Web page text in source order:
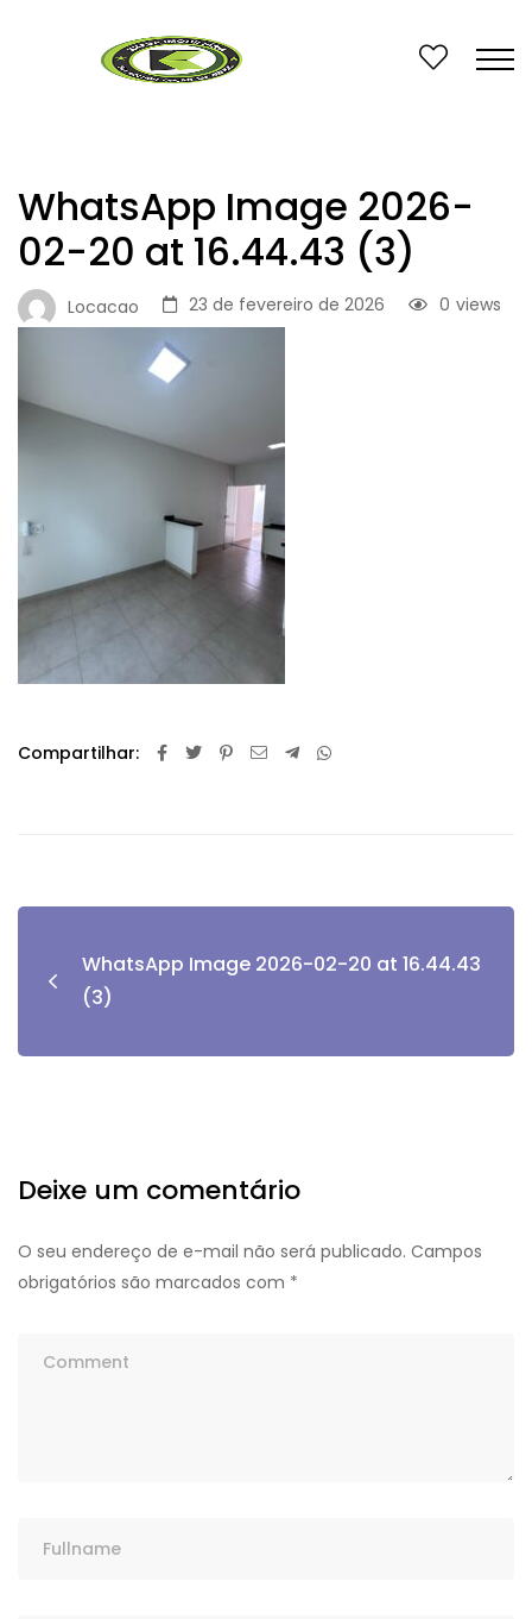
WhatsApp Image 2026-
02-20 at 16.44.43 (3)
Locacao 23 de fevereiro de 2026 views
0
Compartilhar:
WhatsApp Image 2026-02-20 at 16.44.43
(3)
Deixe um comentário
O seu endereço de e-mail não será publicado. Campos
obrigatórios são marcados com *